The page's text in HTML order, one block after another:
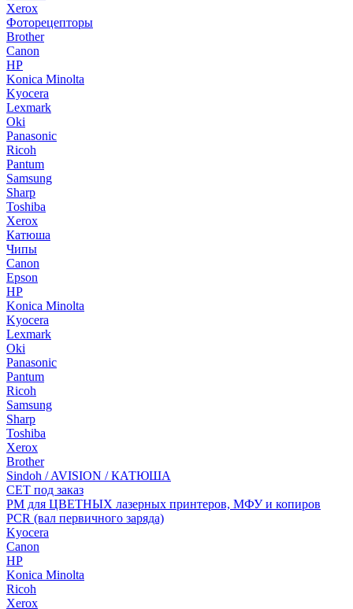
Xerox
Фоторецепторы
Brother
Canon
HP
Konica Minolta
Kyocera
Lexmark
Oki
Panasonic
Ricoh
Pantum
Samsung
Sharp
Toshiba
Xerox
Катюша
Чипы
Canon
Epson
HP
Konica Minolta
Kyocera
Lexmark
Oki
Panasonic
Pantum
Ricoh
Samsung
Sharp
Toshiba
Xerox
Brother
Sindoh / AVISION / КАТЮША
CET под заказ
РМ для ЦВЕТНЫХ лазерных принтеров, МФУ и копиров
PCR (вал первичного заряда)
Kyocera
Canon
HP
Konica Minolta
Ricoh
Xerox